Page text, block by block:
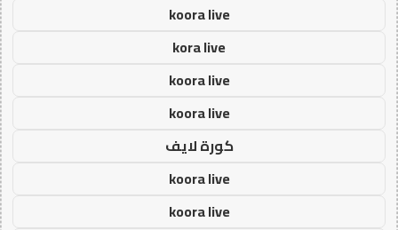
koora live
kora live
koora live
koora live
كورة لايف
koora live
koora live